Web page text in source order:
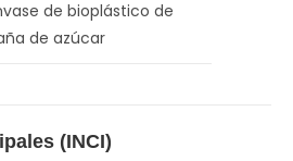
de bioplástico de
de azúcar
(INCI)